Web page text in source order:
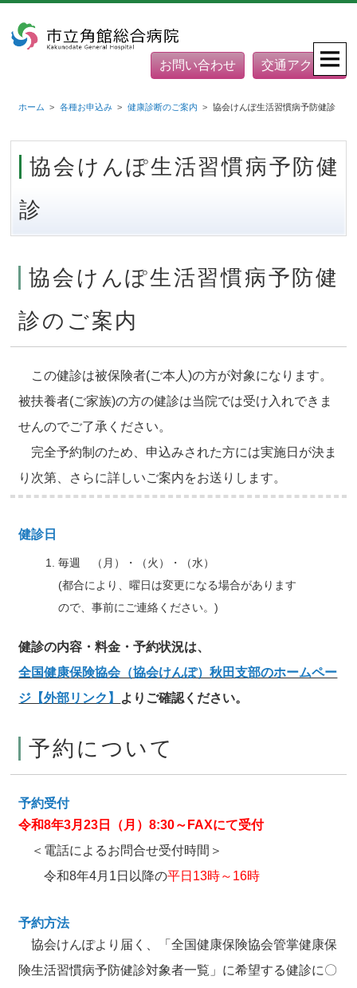
お問い合わせ 交通アクセス
ホーム 各種お申込み 健康診断のご案内 協会けんぽ生活習慣病予防健診
協会けんぽ生活習慣病予防健
診
協会けんぽ生活習慣病予防健
診のご案内
この健診は被保険者(ご本人)の方が対象になります。
被扶養者(ご家族)の方の健診は当院では受け入れできま
せんのでご了承ください。
完全予約制のため、申込みされた方には実施日が決ま
り次第、さらに詳しいご案内をお送りします。
健診日
毎週 （月）・（火）・（水）
(都合により、曜日は変更になる場合があります
ので、事前にご連絡ください。)
健診の内容・料金・予約状況は、
全国健康保険協会（協会けんぽ）秋田支部のホームペー
ジ【外部リンク】 よりご確認ください。
予約について
予約受付
令和8年3月23日（月）8:30～FAXにて受付
＜電話によるお問合せ受付時間＞
令和8年4月1日以降の平日13時～16時
予約方法
協会けんぽより届く、「全国健康保険協会管掌健康保
険生活習慣病予防健診対象者一覧」に希望する健診に〇